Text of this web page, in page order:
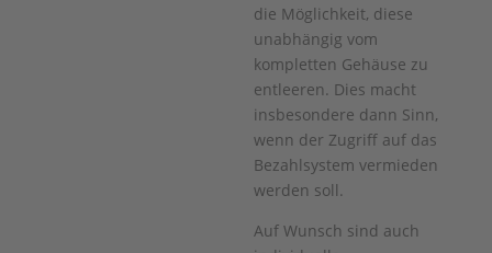
die Möglichkeit, diese
unabhängig vom
kompletten Gehäuse zu
entleeren. Dies macht
insbesondere dann Sinn,
wenn der Zugriff auf das
Bezahlsystem vermieden
werden soll.
Auf Wunsch sind auch